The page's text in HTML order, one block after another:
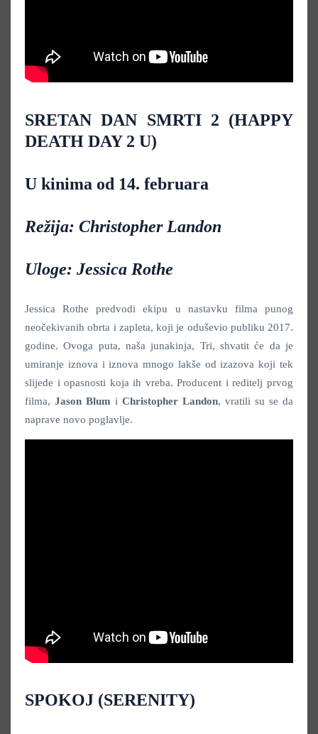
SRETAN DAN SMRTI 2 (HAPPY
DEATH DAY 2 U)
U kinima od 14. februara
Režija: Christopher Landon
Uloge: Jessica Rothe
Jessica Rothe predvodi ekipu u nastavku filma punog
neočekivanih obrta i zapleta, koji je oduševio publiku 2017.
godine. Ovoga puta, naša junakinja, Tri, shvatit će da je
umiranje iznova i iznova mnogo lakše od izazova koji tek
slijede i opasnosti koja ih vreba. Producent i reditelj prvog
filma, Jason Blum i Christopher Landon, vratili su se da
naprave novo poglavlje.
SPOKOJ (SERENITY)